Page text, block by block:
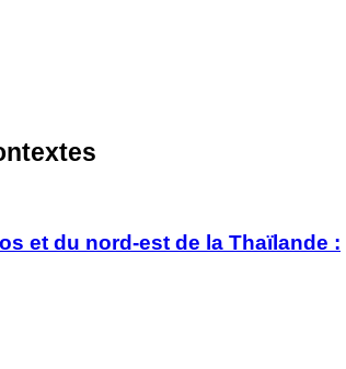
et du nord-est de la Thaïlande :